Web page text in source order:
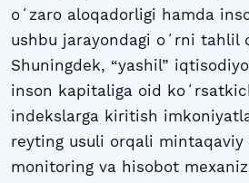
oʻzaro aloqadorligi hamda
ushbu jarayondagi oʻrni tahlil
Shuningdek, “yashil”
inson kapitaliga oid
indekslarga kiritish
reyting usuli orqali mintaqaviy
monitoring va hisobot